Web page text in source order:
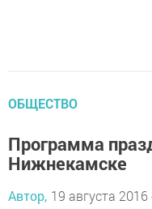
ОБЩЕСТВО
Программа
Нижнекамске
Автор, 19 августа 2016